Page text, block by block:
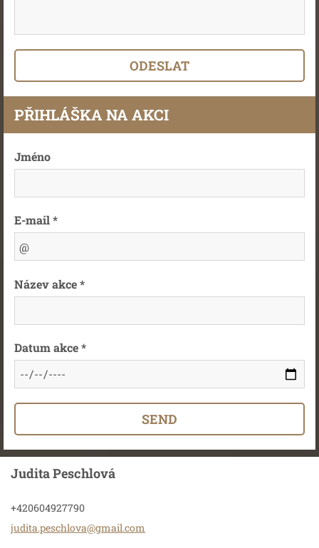
PŘIHLÁŠKA NA AKCI
Jméno
E-mail *
Název akce *
Datum akce *
Judita Peschlová
+420604927790
judita.peschlova@gmail.com